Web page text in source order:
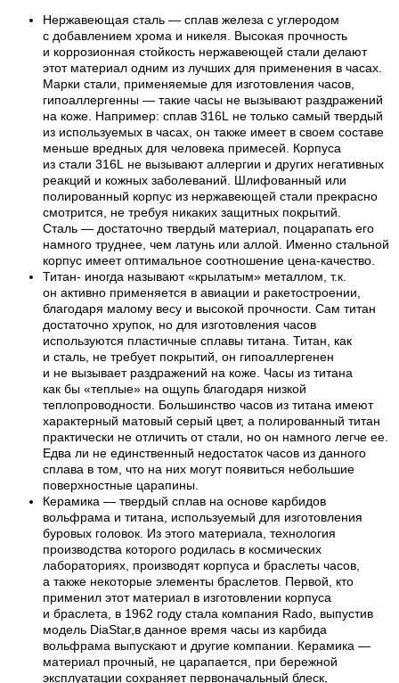
Нержавеющая сталь — сплав железа с углеродом
с добавлением хрома и никеля. Высокая прочность
и коррозионная стойкость нержавеющей стали делают
этот материал одним из лучших для применения в часах.
Марки стали, применяемые для изготовления часов,
гипоаллергенны — такие часы не вызывают раздражений
на коже. Например: сплав 316L не только самый твердый
из используемых в часах, он также имеет в своем составе
меньше вредных для человека примесей. Корпуса
из стали 316L не вызывают аллергии и других негативных
реакций и кожных заболеваний. Шлифованный или
полированный корпус из нержавеющей стали прекрасно
смотрится, не требуя никаких защитных покрытий.
Сталь — достаточно твердый материал, поцарапать его
намного труднее, чем латунь или аллой. Именно стальной
корпус имеет оптимальное соотношение цена-качество.
Титан- иногда называют «крылатым» металлом, т.к.
он активно применяется в авиации и ракетостроении,
благодаря малому весу и высокой прочности. Сам титан
достаточно хрупок, но для изготовления часов
используются пластичные сплавы титана. Титан, как
и сталь, не требует покрытий, он гипоаллергенен
и не вызывает раздражений на коже. Часы из титана
как бы «теплые» на ощупь благодаря низкой
теплопроводности. Большинство часов из титана имеют
характерный матовый серый цвет, а полированный титан
практически не отличить от стали, но он намного легче ее.
Едва ли не единственный недостаток часов из данного
сплава в том, что на них могут появиться небольшие
поверхностные царапины.
Керамика — твердый сплав на основе карбидов
вольфрама и титана, используемый для изготовления
буровых головок. Из этого материала, технология
производства которого родилась в космических
лабораториях, производят корпуса и браслеты часов,
а также некоторые элементы браслетов. Первой, кто
применил этот материал в изготовлении корпуса
и браслета, в 1962 году стала компания Rado, выпустив
модель DiaStar,в данное время часы из карбида
вольфрама выпускают и другие компании. Керамика —
материал прочный, не царапается, при бережной
эксплуатации сохраняет первоначальный блеск,